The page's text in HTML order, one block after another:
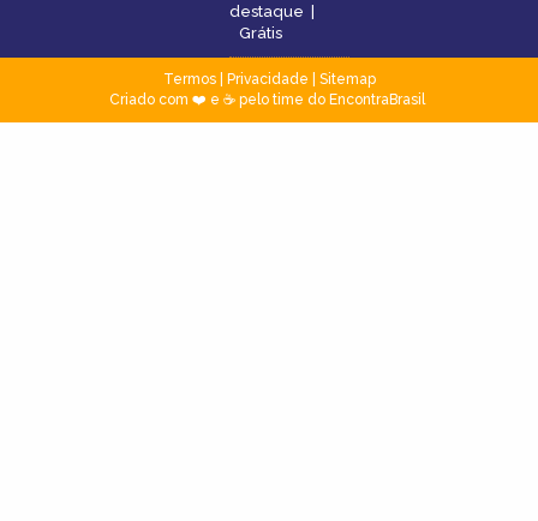
destaque |
Grátis
Termos| Privacidade
Sitemap
Criado com ❤️ e ☕ pelo time do EncontraBrasil